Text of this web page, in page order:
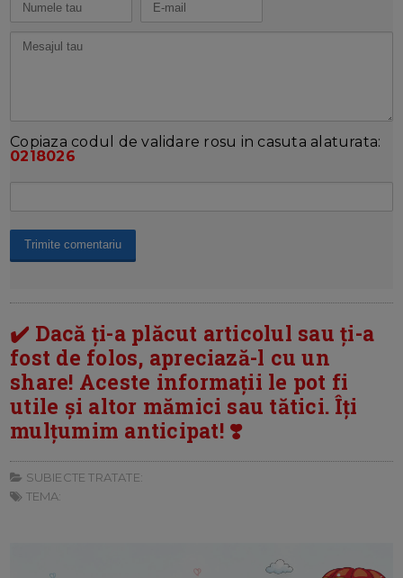
Copiaza codul de validare rosu in casuta alaturata:
0218026
✔️ Dacă ți-a plăcut articolul sau ți-a
fost de folos, apreciază-l cu un
share! Aceste informații le pot fi
utile și altor mămici sau tătici. Îți
mulțumim anticipat! ❣️
SUBIECTE TRATATE:
TEMA: